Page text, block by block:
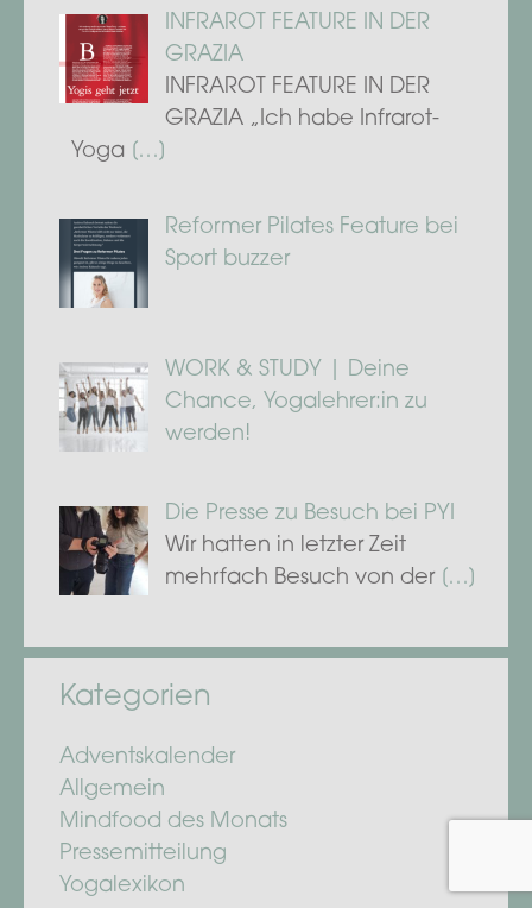
INFRAROT FEATURE IN DER
GRAZIA
INFRAROT FEATURE IN DER
GRAZIA „Ich habe Infrarot-
Yoga
[…]
Reformer Pilates Feature bei
Sport buzzer
WORK & STUDY | Deine
Chance, Yogalehrer:in zu
werden!
Die Presse zu Besuch bei PYI
Wir hatten in letzter Zeit
mehrfach Besuch von der […]
Kategorien
Adventskalender
Allgemein
Mindfood des Monats
Pressemitteilung
Yogalexikon